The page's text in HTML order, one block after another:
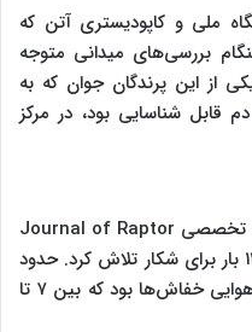
ملی و کاپودیستری آتن که
بررسی‌های میدانی متوجه
از این پرندگان جوان که به
شناسایی بود، در مرکز
بر اساس گزارش منتشرشده در نشریه تخصصی Journal of Raptor
Research، این شاهین بین ۱۰۰ تا ۱۲۰ بار برای شکار تلاش کرد. حدود
۹۰ درصد این تلاش‌ها شامل تعقیب هوایی خفاش‌ها بود که بین ۷ تا